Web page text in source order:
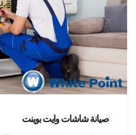
صيانة شاشات وايت بوينت